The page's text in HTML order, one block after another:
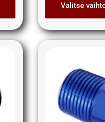
Valitse